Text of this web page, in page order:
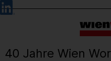
Barrierefreie
Bedienung
Sprachauswahl
40 Jahre Wien